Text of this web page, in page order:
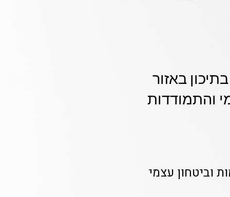
באזור
והתמודדות
וביטחון עצמי